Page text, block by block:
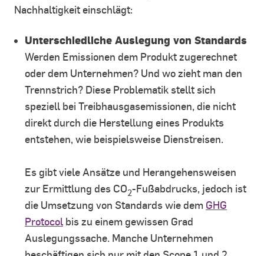
Nachhaltigkeit einschlägt:
Unterschiedliche Auslegung von Standards
Werden Emissionen dem Produkt zugerechnet
oder dem Unternehmen? Und wo zieht man den
Trennstrich? Diese Problematik stellt sich
speziell bei Treibhausgasemissionen, die nicht
direkt durch die Herstellung eines Produkts
entstehen, wie beispielsweise Dienstreisen.
Es gibt viele Ansätze und Herangehensweisen
zur Ermittlung des CO2-Fußabdrucks, jedoch ist
die Umsetzung von Standards wie dem GHG
Protocol bis zu einem gewissen Grad
Auslegungssache. Manche Unternehmen